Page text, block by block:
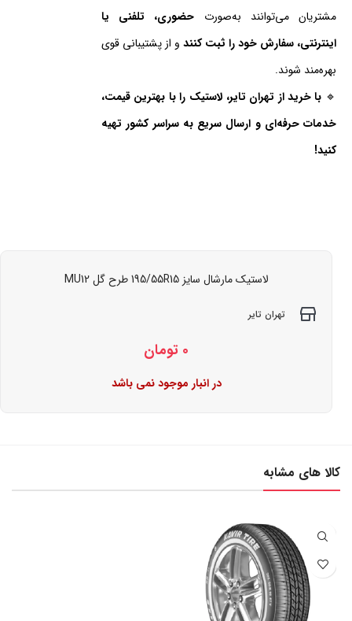
مشتریان می‌توانند به‌صورت حضوری، تلفنی یا
اینترنتی، سفارش خود را ثبت کنند و از پشتیبانی قوی
بهره‌مند شوند.
🔹 با خرید از تهران تایر، لاستیک را با بهترین قیمت،
خدمات حرفه‌ای و ارسال سریع به سراسر کشور تهیه
کنید!
لاستیک مارشال سایز 195/55R15 طرح گل MU12
تهران تایر
0 تومان
در انبار موجود نمی باشد
کالا های مشابه